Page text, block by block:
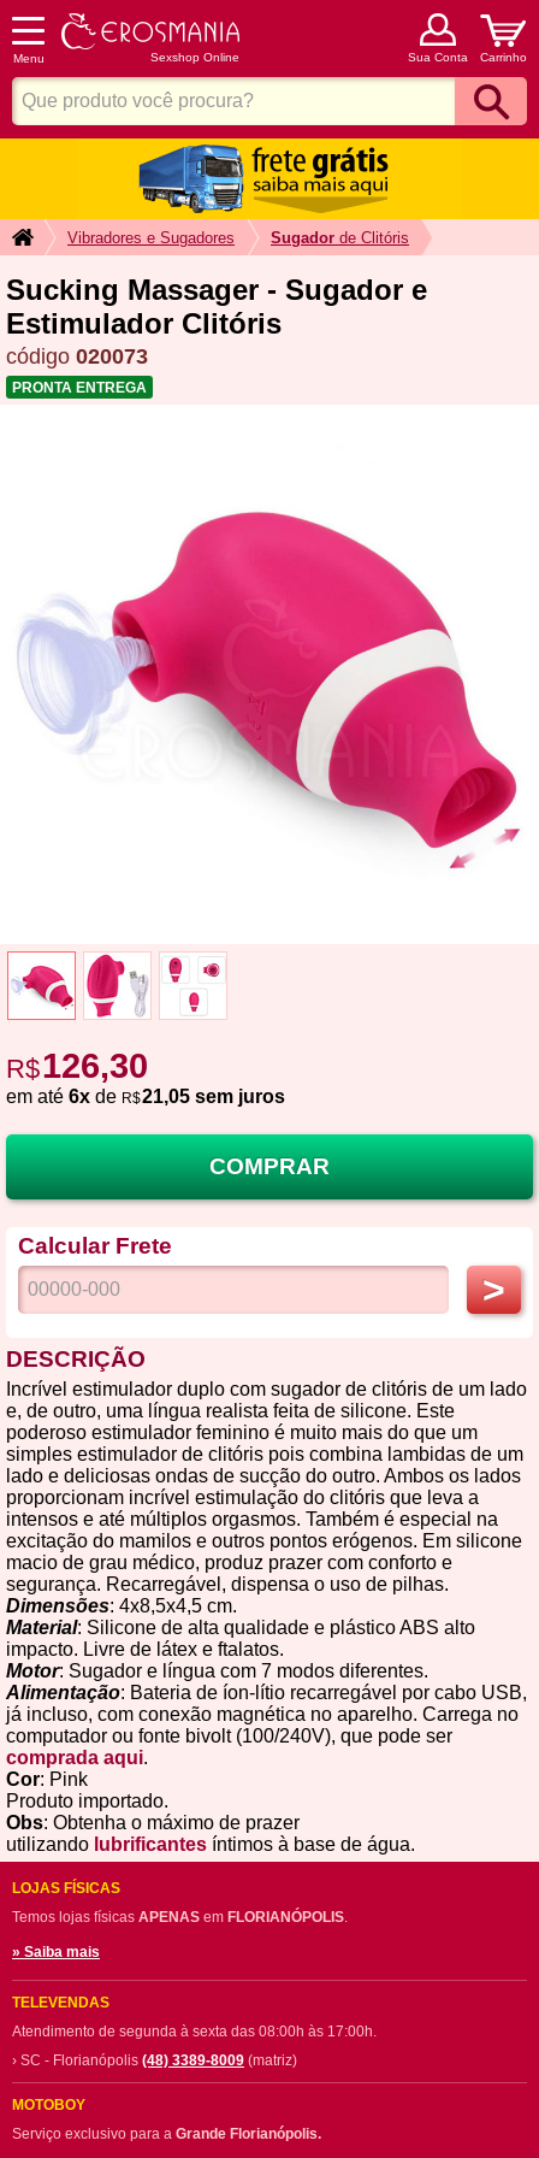
Menu Sexshop Online Sua Conta Carrinho
Vibradores e Sugadores Sugador de Clitóris
Sucking Massager - Sugador e
Estimulador Clitóris
código 020073
PRONTA ENTREGA
R$126,30
em até 6x de R$21,05 sem juros
COMPRAR
Calcular Frete
>
DESCRIÇÃO
Incrível estimulador duplo com sugador de clitóris de um lado
e, de outro, uma língua realista feita de silicone. Este
poderoso estimulador feminino é muito mais do que um
simples estimulador de clitóris pois combina lambidas de um
lado e deliciosas ondas de sucção do outro. Ambos os lados
proporcionam incrível estimulação do clitóris que leva a
intensos e até múltiplos orgasmos. Também é especial na
excitação do mamilos e outros pontos erógenos. Em silicone
macio de grau médico, produz prazer com conforto e
segurança. Recarregável, dispensa o uso de pilhas.
Dimensões: 4x8,5x4,5 cm.
Material: Silicone de alta qualidade e plástico ABS alto
impacto. Livre de látex e ftalatos.
Motor: Sugador e língua com 7 modos diferentes.
Alimentação: Bateria de íon-lítio recarregável por cabo USB,
já incluso, com conexão magnética no aparelho. Carrega no
computador ou fonte bivolt (100/240V), que pode ser
comprada aqui.
Cor: Pink
Produto importado.
Obs: Obtenha o máximo de prazer
utilizando lubrificantes íntimos à base de água.
LOJAS FÍSICAS
Temos lojas físicas APENAS em FLORIANÓPOLIS.
» Saiba mais
TELEVENDAS
Atendimento de segunda à sexta das 08:00h às 17:00h.
› SC - Florianópolis (48) 3389-8009 (matriz)
MOTOBOY
Serviço exclusivo para a Grande Florianópolis.